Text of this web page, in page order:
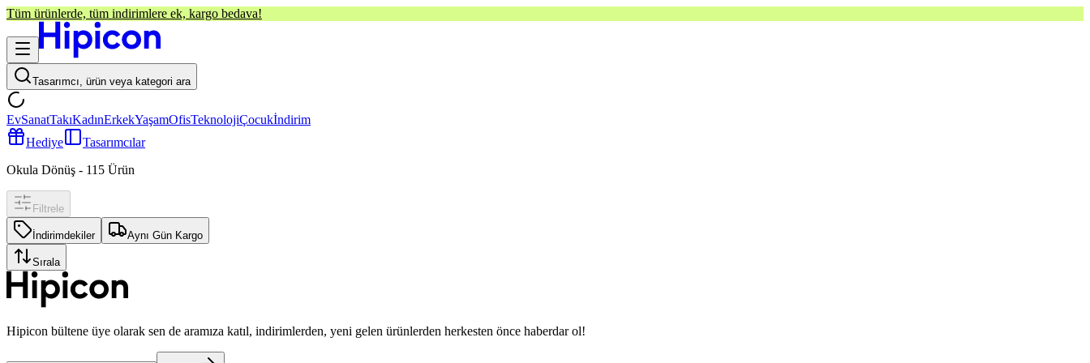
Tüm ürünlerde, tüm indirimlere ek, kargo bedava!
Tasarımcı, ürün veya kategori ara
EvSanatTakıKadınErkekYaşamOfisTeknolojiÇocukİndirim
Hediye
Tasarımcılar
Okula Dönüş - 115 Ürün
Filtrele
İndirimdekiler Aynı Gün Kargo
Sırala
Hipicon bültene üye olarak sen de aramıza katıl, indirimlerden, yeni gelen ürünlerden herkesten önce haberdar ol!